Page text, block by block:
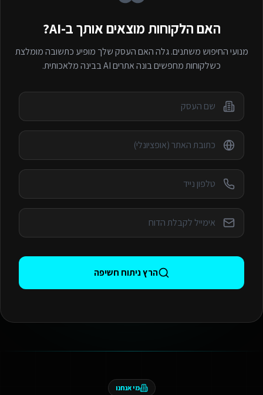
האם הלקוחות מוצאים אותך ב-AI?
מנועי החיפוש משתנים. גלה האם העסק שלך מופיע כתשובה מומלצת
כשלקוחות מחפשיםבונה אתרים AI בבינה מלאכותית.
הרץ ניתוח חשיפה
מי אנחנו